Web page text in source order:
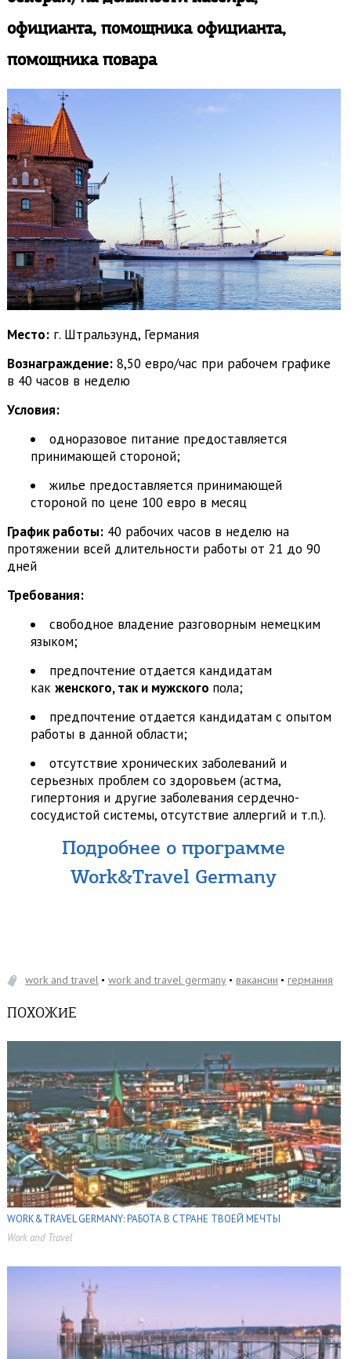
официанта, помощника официанта,
помощника повара
Место: г. Штральзунд, Германия
Вознаграждение: 8,50 евро/час при рабочем графике
в 40 часов в неделю
Условия:
одноразовое питание предоставляется
принимающей стороной;
жилье предоставляется принимающей
стороной по цене 100 евро в месяц
График работы: 40 рабочих часов в неделю на
протяжении всей длительности работы от 21 до 90
дней
Требования:
свободное владение разговорным немецким
языком;
предпочтение отдается кандидатам
как женского, так и мужского пола;
предпочтение отдается кандидатам с опытом
работы в данной области;
отсутствие хронических заболеваний и
серьезных проблем со здоровьем (астма,
гипертония и другие заболевания сердечно-
сосудистой системы, отсутствие аллергий и т.п.).
Подробнее о программе
Work&Travel Germany
work and travel work and travel germany вакансии германия
ПОХОЖИЕ
WORK&TRAVEL GERMANY: РАБОТА В СТРАНЕ ТВОЕЙ МЕЧТЫ
Work and Travel